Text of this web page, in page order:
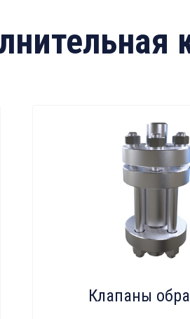
Клапаны